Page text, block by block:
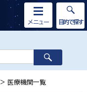
メニュー 目的で探す
> 医療機関一覧